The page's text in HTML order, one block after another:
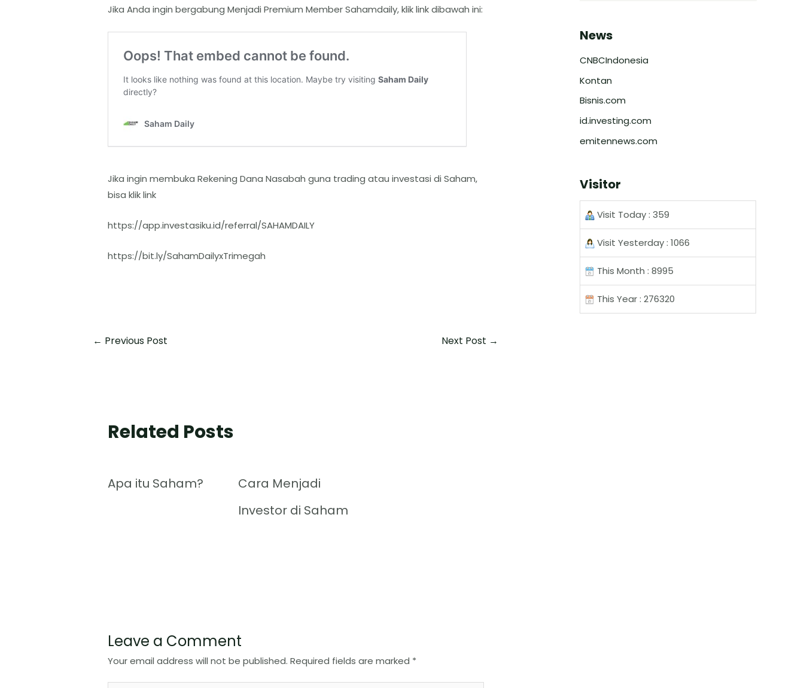
Jika Anda ingin bergabung Menjadi Premium Member Sahamdaily, klik link dibawah ini:
Jika ingin membuka Rekening Dana Nasabah guna trading atau investasi di Saham,
bisa klik link
https://app.investasiku.id/referral/SAHAMDAILY
https://bit.ly/SahamDailyxTrimegah
← Previous Post Next Post →
Related Posts
Apa itu Saham?
Cara Menjadi
Investor di Saham
Leave a Comment
Your email address will not be published. Required fields are marked *
News
CNBCIndonesia
Kontan
Bisnis.com
id.investing.com
emitennews.com
Visitor
Visit Today : 359
Visit Yesterday : 1066
This Month : 8995
This Year : 276320